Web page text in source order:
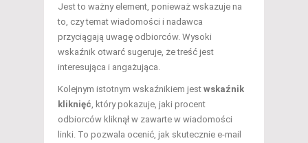
Jest to ważny element, ponieważ wskazuje na
to, czy temat wiadomości i nadawca
przyciągają uwagę odbiorców. Wysoki
wskaźnik otwarć sugeruje, że treść jest
interesująca i angażująca.
Kolejnym istotnym wskaźnikiem jest wskaźnik
kliknięć , który pokazuje, jaki procent
odbiorców kliknął w zawarte w wiadomości
linki. To pozwala ocenić, jak skutecznie e-mail